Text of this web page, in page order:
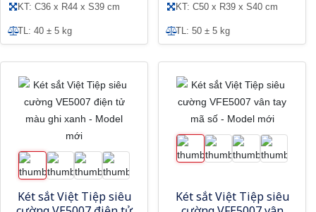
KT: C36 x R44 x S39 cm
TL: 40 ± 5 kg
KT: C50 x R39 x S40 cm
TL: 50 ± 5 kg
Két sắt Việt Tiệp siêu
Két sắt Việt Tiệp siêu